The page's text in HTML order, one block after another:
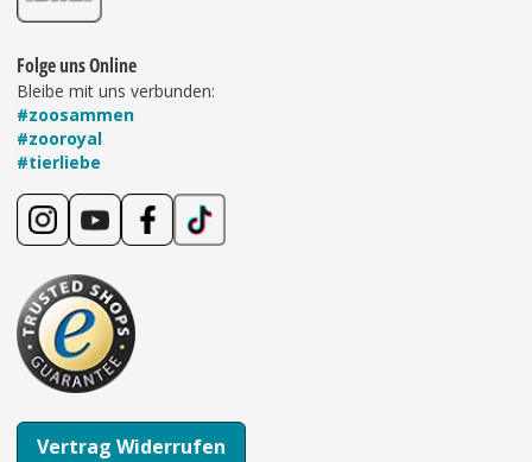
Folge uns Online
Bleibe mit uns verbunden:
#zoosammen
#zooroyal
#tierliebe
Vertrag Widerrufen